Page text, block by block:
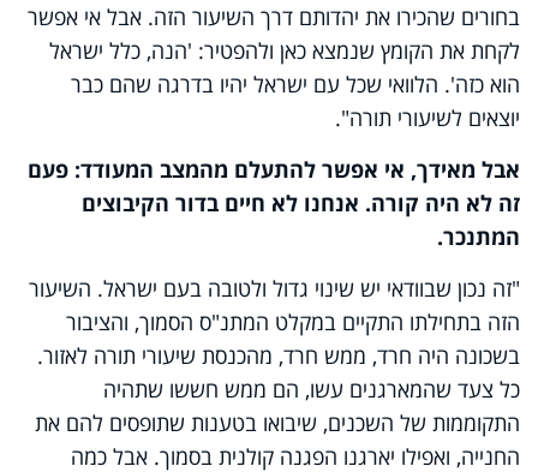
בחורים שהכירו את יהדותם דרך השיעור הזה. אבל אי אפשר
לקחת את הקומץ שנמצא כאן ולהפטיר: 'הנה, כלל ישראל
הוא כזה'. הלוואי שכל עם ישראל יהיו בדרגה שהם כבר
יוצאים לשיעורי תורה".
אבל מאידך, אי אפשר להתעלם מהמצב המעודד: פעם
זה לא היה קורה. אנחנו לא חיים בדור הקיבוצים
המתנכר.
"זה נכון שבוודאי יש שינוי גדול ולטובה בעם ישראל. השיעור
הזה בתחילתו התקיים במקלט המתנ"ס הסמוך, והציבור
בשכונה היה חרד, ממש חרד, מהכנסת שיעורי תורה לאזור.
כל צעד שהמארגנים עשו, הם ממש חששו שתהיה
התקוממות של השכנים, שיבואו בטענות שתופסים להם את
החנייה, ואפילו יארגנו הפגנה קולנית בסמוך. אבל כמה